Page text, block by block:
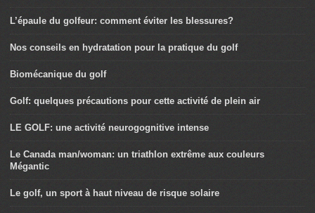
L’épaule du golfeur: comment éviter les blessures?
Nos conseils en hydratation pour la pratique du golf
Biomécanique du golf
Golf: quelques précautions pour cette activité de plein air
LE GOLF: une activité neurogognitive intense
Le Canada man/woman: un triathlon extrême aux couleurs
Mégantic
Le golf, un sport à haut niveau de risque solaire